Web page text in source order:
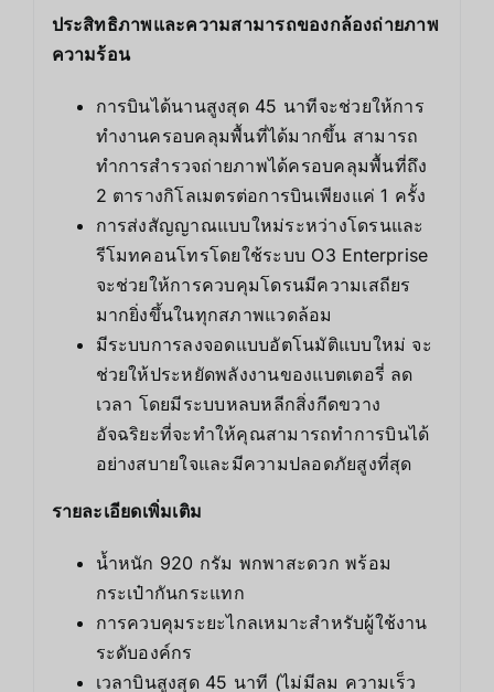
ประสิทธิภาพและความสามารถของกล้องถ่ายภาพ
ความร้อน
การบินได้นานสูงสุด 45 นาทีจะช่วยให้การ
ทำงานครอบคลุมพื้นที่ได้มากขึ้น สามารถ
ทำการสำรวจถ่ายภาพได้ครอบคลุมพื้นที่ถึง
2 ตารางกิโลเมตรต่อการบินเพียงแค่ 1 ครั้ง
การส่งสัญญาณแบบใหม่ระหว่างโดรนและ
รีโมทคอนโทรโดยใช้ระบบ O3 Enterprise
จะช่วยให้การควบคุมโดรนมีความเสถียร
มากยิ่งขึ้นในทุกสภาพแวดล้อม
มีระบบการลงจอดแบบอัตโนมัติแบบใหม่ จะ
ช่วยให้ประหยัดพลังงานของแบตเตอรี่ ลด
เวลา โดยมีระบบหลบหลีกสิ่งกีดขวาง
อัจฉริยะที่จะทำให้คุณสามารถทำการบินได้
อย่างสบายใจและมีความปลอดภัยสูงที่สุด
รายละเอียดเพิ่มเติม
น้ำหนัก 920 กรัม พกพาสะดวก พร้อม
กระเป๋ากันกระแทก
การควบคุมระยะไกลเหมาะสำหรับผู้ใช้งาน
ระดับองค์กร
เวลาบินสูงสุด 45 นาที (ไม่มีลม ความเร็ว